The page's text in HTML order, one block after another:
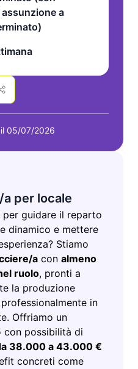
a
05/07/2026
per locale
guidare il reparto
dinamico e mettere
Stiamo
a con almeno
ruolo, pronti a
la produzione
in
Offriamo un
possibilità di
38.000 a 43.000 €
concreti come